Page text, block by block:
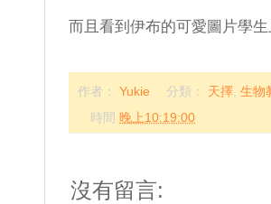
而且看到伊布的可愛圖片學
作者： Yukie 分類： 天擇 ,生物
時間晚上10:19:00
沒有留言: